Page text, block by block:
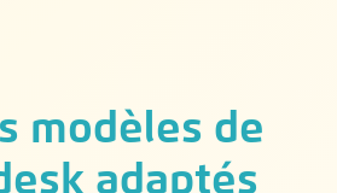
modèles de
adaptés